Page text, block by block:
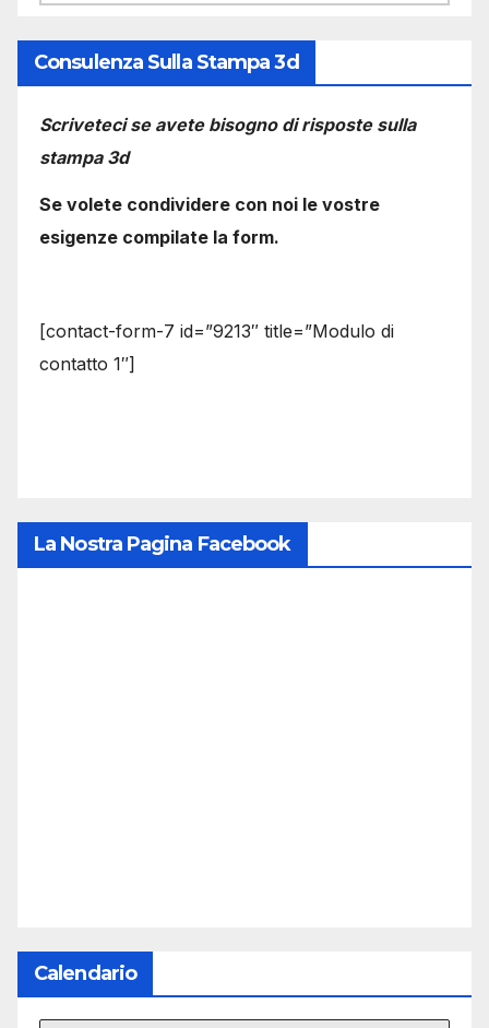
Consulenza Sulla Stampa 3d
Scriveteci se avete bisogno di risposte sulla
stampa 3d
Se volete condividere con noi le vostre
esigenze compilate la form.
[contact-form-7 id=”9213″ title=”Modulo di
contatto 1″]
La Nostra Pagina Facebook
Calendario